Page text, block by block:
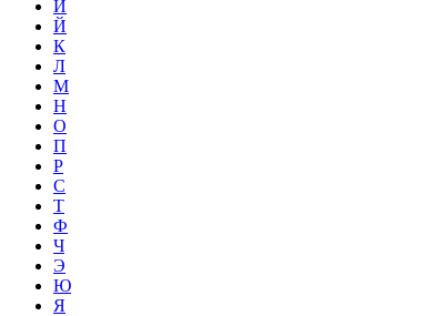
И
Й
К
Л
М
Н
О
П
Р
С
Т
Ф
Ч
Э
Ю
Я